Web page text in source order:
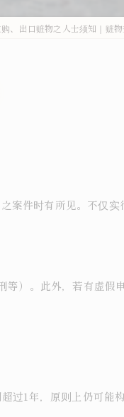
外国人刑事・在留
傷害・暴行
、出口赃物之人士须知｜赃
案件时有所见。不仅
）。此外，若有虚假
过1年，原则上仍可能